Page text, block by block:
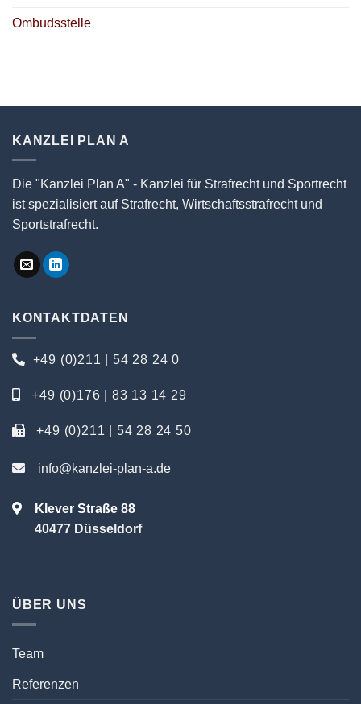
Ombudsstelle
KANZLEI PLAN A
Die "Kanzlei Plan A" - Kanzlei für Strafrecht und Sportrecht
ist spezialisiert auf Strafrecht, Wirtschaftsstrafrecht und
Sportstrafrecht.
KONTAKTDATEN
+49 (0)211 | 54 28 24 0
+49 (0)176 | 83 13 14 29
+49 (0)211 | 54 28 24 50
info@kanzlei-plan-a.de
Klever Straße 88
40477 Düsseldorf
ÜBER UNS
Team
Referenzen